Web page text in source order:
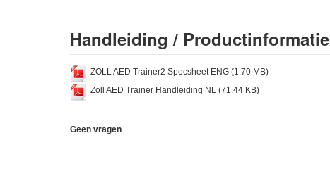
Handleiding / Productinformatie
ZOLL AED Trainer2 Specsheet ENG (1.70 MB)
Zoll AED Trainer Handleiding NL (71.44 KB)
Geen vragen